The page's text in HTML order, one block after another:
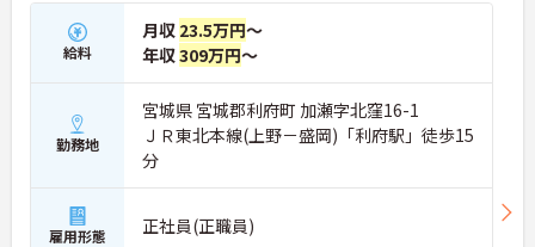
給料
月収 23.5万円～
年収309万円～
勤務地
宮城県 宮城郡利府町 加瀬字北窪16-1
ＪＲ東北本線(上野－盛岡)「利府駅」徒歩15
分
雇用形態 正社員(正職員)